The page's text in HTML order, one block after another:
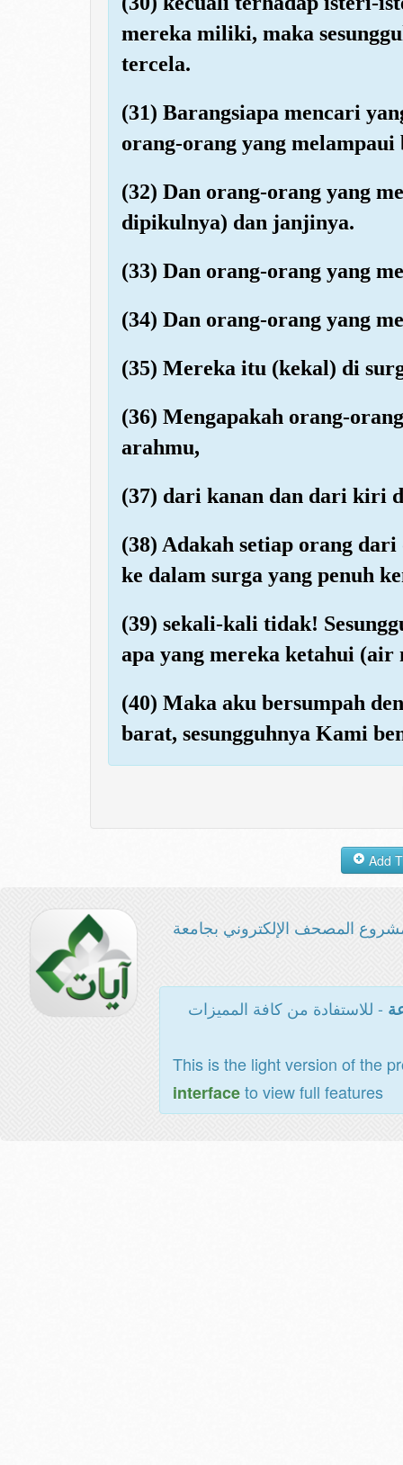
mereka miliki, maka
tercela.
(31) Barangsiapa mencari
orang-orang yang melampaui
(32) Dan orang-orang yang
dipikulnya) dan janjinya.
(33) Dan orang-orang yang
(34) Dan orang-orang yang
(35) Mereka itu (kekal) di
(36) Mengapakah orang-
arahmu,
(37) dari kanan dan dari kiri
(38) Adakah setiap orang
ke dalam surga yang penuh
(39) sekali-kali tidak!
apa yang mereka ketahui (air
(40) Maka aku bersumpah
barat, sesungguhnya Kami
المصحف الإلكتروني بجامعة
- للاستفادة من كافة المميزات
This is the light version of the
interfaceto view full features